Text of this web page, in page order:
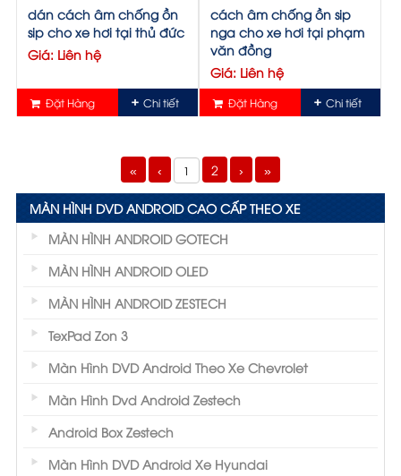
dán cách âm chống ồn
sip cho xe hơi tại thủ đức
Giá: Liên hệ
Đặt Hàng Chi tiết
cách âm chống ồn sip
nga cho xe hơi tại phạm
văn đồng
Giá: Liên hệ
Đặt Hàng Chi tiết
« ‹ 1 2 › »
MÀN HÌNH DVD ANDROID CAO CẤP THEO XE
MÀN HÌNH ANDROID GOTECH
MÀN HÌNH ANDROID OLED
MÀN HÌNH ANDROID ZESTECH
TexPad Zon 3
Màn Hình DVD Android Theo Xe Chevrolet
Màn Hình Dvd Android Zestech
Android Box Zestech
Màn Hình DVD Android Xe Hyundai